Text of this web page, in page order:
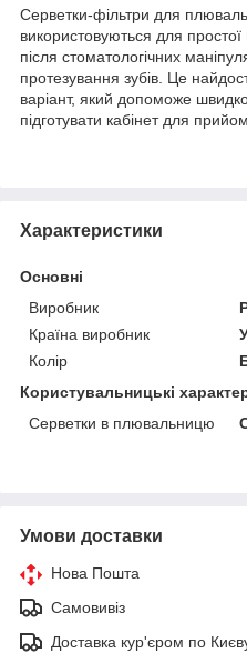
Серветки-фільтри для
використовуються для простої
після стоматологічних
протезування зубів. Це
варіант, який допоможе
підготувати кабінет для
Характеристики
Основні
Виробник
Країна виробник
Колір
Користувальницькі
Серветки в плювальницю
Умови доставки
Нова Пошта
Самовивіз
Доставка кур'єром по